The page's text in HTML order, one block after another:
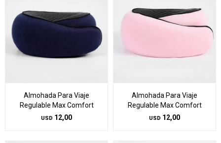
Almohada Para Viaje
Regulable Max Comfort
USD 12,00
Almohada Para Viaje
Regulable Max Comfort
USD 12,00